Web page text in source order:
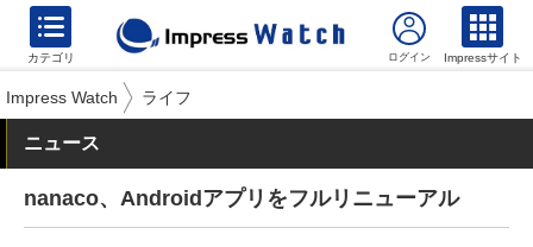
カテゴリ Impressサイト
Impress Watch ライフ
ニュース
nanaco、Androidアプリをフルリニューアル